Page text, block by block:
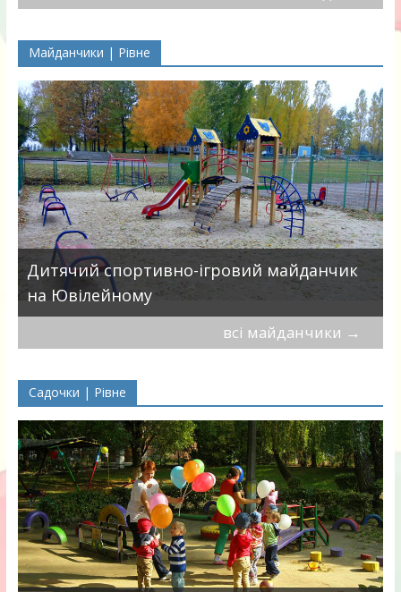
Майданчики | Рівне
Дитячий спортивно-ігровий майданчик
на Ювілейному
всі майданчики →
Садочки | Рівне